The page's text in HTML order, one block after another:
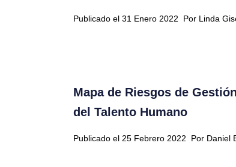
Publicado el 31 Enero 2022 Por Linda
Mapa de Riesgos de
del Talento Humano
Publicado el 25 Febrero 2022 Por Daniel